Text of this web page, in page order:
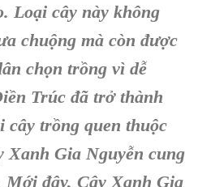
Loại cây này không
chuộng mà còn được
chọn trồng vì dễ
Trúc đã trở thành
cây trồng quen thuộc
Gia Nguyễn cung
Mới đây, Cây Xanh Gia